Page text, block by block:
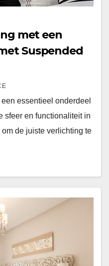
met een
Suspended
essentieel onderdeel
sfeer en functionaliteit in
de juiste verlichting te